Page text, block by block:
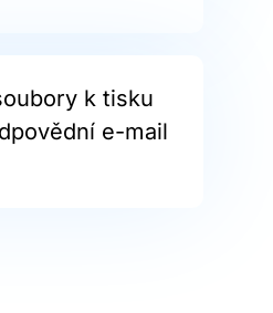
k tisku
e-mail